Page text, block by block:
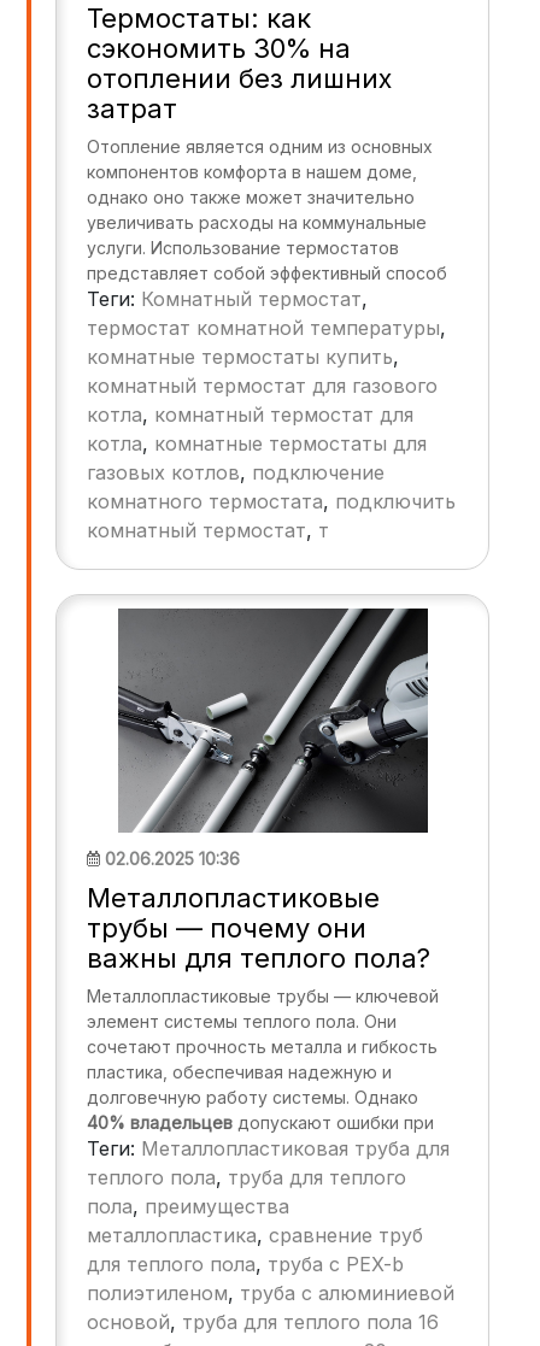
Термостаты: как
сэкономить 30% на
отоплении без лишних
затрат
Отопление является одним из основных
компонентов комфорта в нашем доме,
однако оно также может значительно
увеличивать расходы на коммунальные
услуги. Использование термостатов
представляет собой эффективный способ
сокращения затрат на отопление,
позволяя снизить расходы до 30%.
Правильное управление температурой в
помещении поможет вам не только
сэкономить деньги, но и создать
комфортную атмосферу для жизни.
Теги: Комнатный термостат,
термостат комнатной температуры,
комнатные термостаты купить,
комнатный термостат для газового
котла, комнатный термостат для
котла, комнатные термостаты для
газовых котлов, подключение
комнатного термостата, подключить
комнатный термостат, т
02.06.2025 10:36
Металлопластиковые
трубы — почему они
важны для теплого пола?
Металлопластиковые трубы — ключевой
элемент системы теплого пола. Они
сочетают прочность металла и гибкость
пластика, обеспечивая надежную и
долговечную работу системы. Однако
40% владельцев допускают ошибки при
выборе и монтаже, что приводит к:
Протечкам и снижению давления.
Неравномерному прогреву полов.
Необходимости частого ремонта.
Теги: Металлопластиковая труба для
теплого пола, труба для теплого
пола, преимущества
металлопластика,сравнение труб
для теплого пола, труба с PEX-b
полиэтиленом, труба с алюминиевой
основой, труба для теплого пола 16